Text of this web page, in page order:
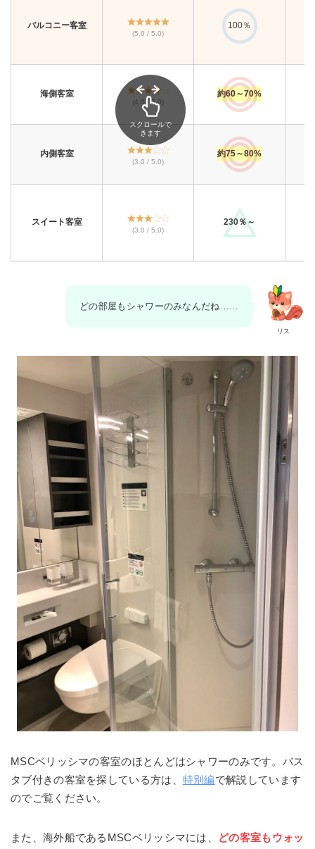
バルコニー客室
(5.0 / 5.0)
100％
海側客室
(4.0 / 5.0)
約60～70%
内側客室
(3.0 / 5.0)
約75～80%
スイート客室
(3.0 / 5.0)
230％～
スクロールで
きます
リス
どの部屋もシャワーのみなんだね……
MSCベリッシマの客室のほとんどはシャワーのみです。バス
タブ付きの客室を探している方は、 特別編で解説しています
のでご覧ください。
また、海外船であるMSCベリッシマには、
どの客室もウォッ